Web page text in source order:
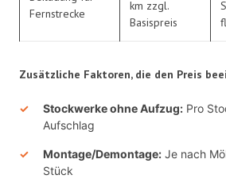
Fernstrecke
km zzgl.
Basispreis
Zusätzliche Faktoren, die den Preis
Stockwerke ohne Aufzug: Pro
Aufschlag
Montage/Demontage: Je nach
Stück